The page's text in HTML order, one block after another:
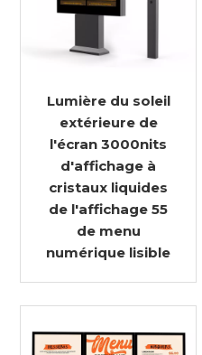
Lumière du soleil
extérieure de
l'écran 3000nits
d'affichage à
cristaux liquides
de l'affichage 55
de menu
numérique lisible